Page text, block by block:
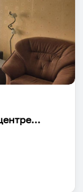
Просторная квартира с эркером в центре города-героя